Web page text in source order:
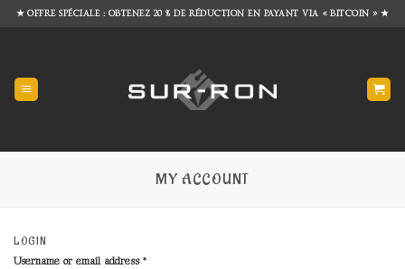
★ OFFRE SPÉCIALE : OBTENEZ 20 % DE RÉDUCTION EN PAYANT VIA « BITCOIN » ★
MY ACCOUNT
LOGIN
Username or email address *Required